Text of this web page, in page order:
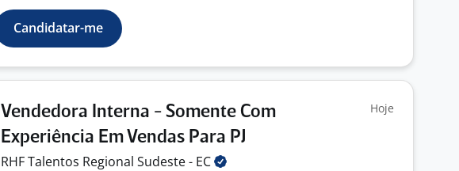
Candidatar-me
Vendedora Interna - Somente Com
Experiência Em Vendas Para PJ
Hoje
RHF Talentos Regional Sudeste - EC